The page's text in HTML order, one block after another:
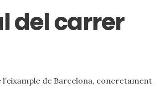
del carrer
de Barcelona, concretament